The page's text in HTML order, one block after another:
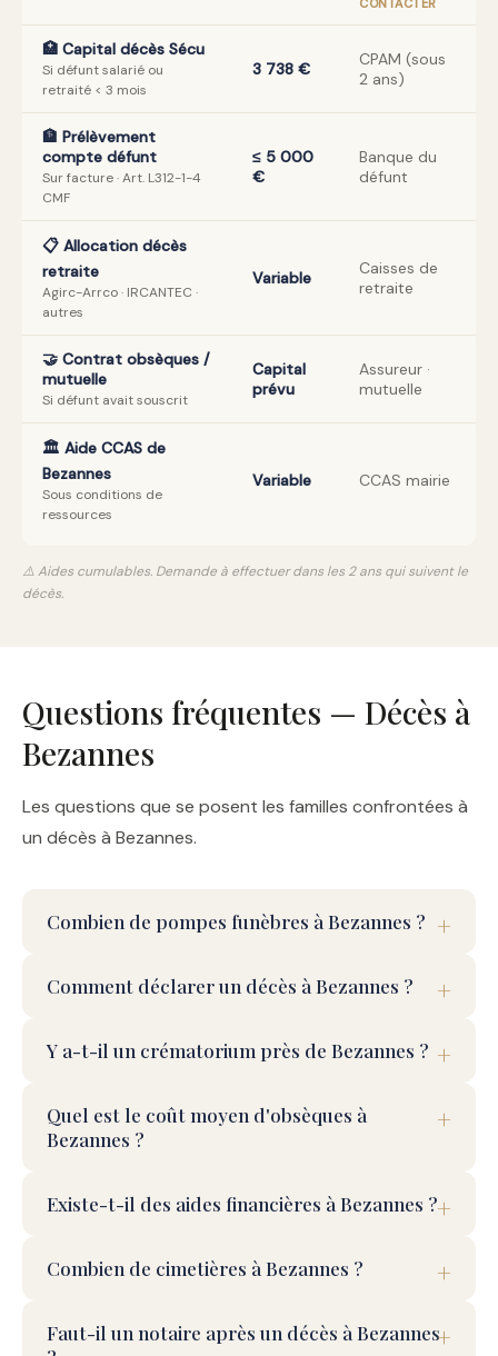
CONTACTER
🏥 Capital décès Sécu
Si défunt salarié ou
retraité < 3 mois
3 738 €
CPAM (sous
2 ans)
🏦 Prélèvement
compte défunt
Sur facture · Art. L312-1-4
CMF
≤ 5 000
€
Banque du
défunt
📋 Allocation décès
retraite
Agirc-Arrco · IRCANTEC ·
autres
Variable
Caisses de
retraite
🤝 Contrat obsèques /
mutuelle
Si défunt avait souscrit
Capital
prévu
Assureur ·
mutuelle
🏛️ Aide CCAS de
Bezannes
Sous conditions de
ressources
Variable CCAS mairie
⚠️ Aides cumulables. Demande à effectuer dans les 2 ans qui suivent le
décès.
Questions fréquentes — Décès à
Bezannes
Les questions que se posent les familles confrontées à
un décès à Bezannes.
Combien de pompes funèbres à Bezannes ?
Comment déclarer un décès à Bezannes ?
Y a-t-il un crématorium près de Bezannes ?
Quel est le coût moyen d'obsèques à
Bezannes ?
Existe-t-il des aides financières à Bezannes ?
Combien de cimetières à Bezannes ?
Faut-il un notaire après un décès à Bezannes